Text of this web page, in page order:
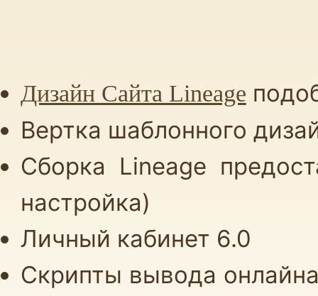
Дизайн Сайта Lineage
Вертка шаблонного
Сборка Lineage
настройка)
Личный кабинет 6.0
Cкрипты вывода